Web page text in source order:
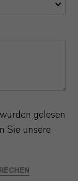
gelesen
Sie unsere